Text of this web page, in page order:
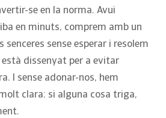
se en la norma. Avui
en minuts, comprem amb un
sense esperar i resolem
dissenyat per a evitar
I sense adonar-nos, hem
clara: si alguna cosa triga,